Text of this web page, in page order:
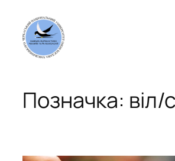
вмісту
Позначка: віл/